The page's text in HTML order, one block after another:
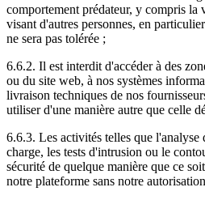
comportement prédateur, y compris
visant d'autres personnes, en
ne sera pas tolérée ;
6.6.2. Il est interdit d'accéder à des
ou du site web, à nos systèmes
livraison techniques de nos
utiliser d'une manière autre que celle
6.6.3. Les activités telles que l'analyse
charge, les tests d'intrusion ou le
sécurité de quelque manière que ce
notre plateforme sans notre